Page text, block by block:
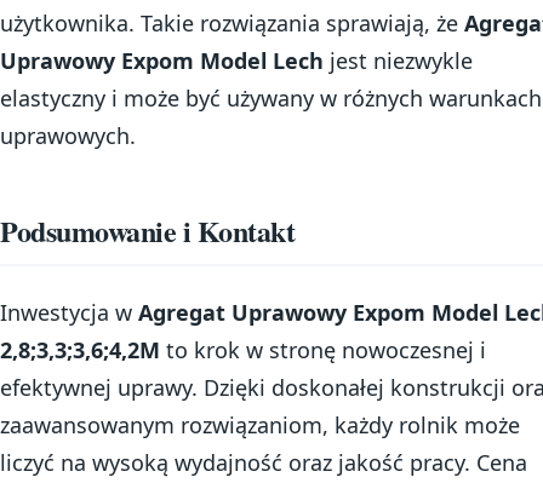
użytkownika. Takie rozwiązania sprawiają, że
Uprawowy Expom Model Lech jest niezwykle
elastyczny i może być używany w różnych warunkach
uprawowych.
Podsumowanie i Kontakt
Inwestycja w Agregat Uprawowy Expom Model
2,8;3,3;3,6;4,2M to krok w stronę nowoczesnej i
efektywnej uprawy. Dzięki doskonałej konstrukcji
zaawansowanym rozwiązaniom, każdy rolnik może
liczyć na wysoką wydajność oraz jakość pracy. Cena